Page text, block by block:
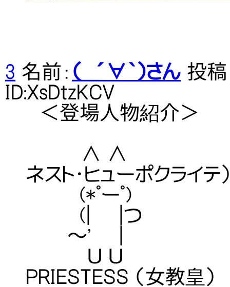
3 名前： （ ´∀｀）さん投稿
ID:XsDtzKCV
＜登場人物紹介＞
∧ ∧ 【愛称】
ネスト・ヒューポクライテ
(*ﾟーﾟ) 【
(| |つ 【出身
～' | 【年齢】
Ｕ Ｕ 【象徴】
PRIESTESS （女教皇）